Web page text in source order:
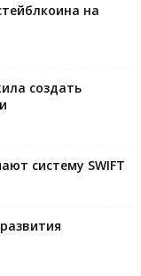
на
создать
систему SWIFT